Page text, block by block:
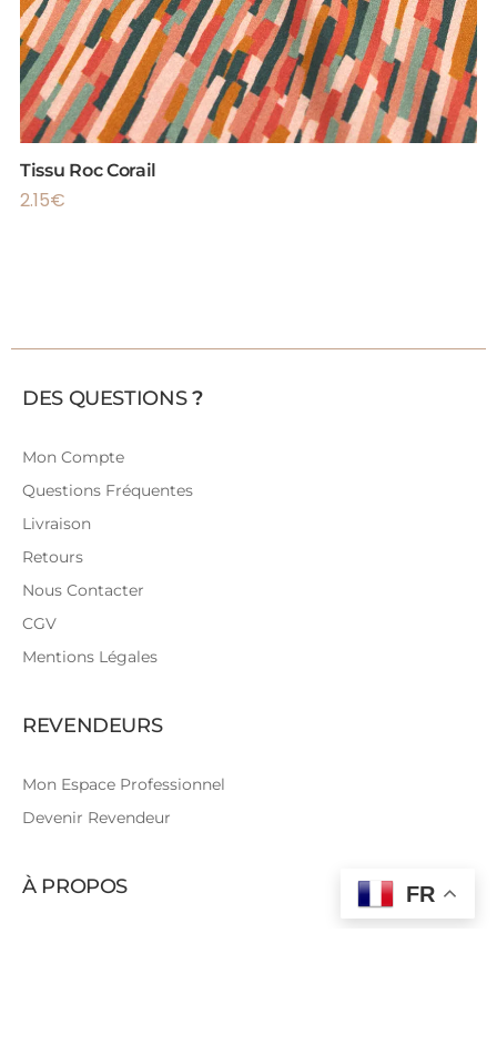
Tissu Roc Corail
2.15€
DES QUESTIONS?
Mon Compte
Questions Fréquentes
Livraison
Retours
Nous Contacter
CGV
Mentions Légales
REVENDEURS
Mon Espace Professionnel
Devenir Revendeur
À PROPOS FR